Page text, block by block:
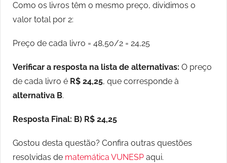
Como os livros têm o mesmo preço, dividimos o
valor total por 2:
Preço de cada livro = 48,50/2 = 24,25
Verificar a resposta na lista de alternativas: O preço
de cada livro é R$ 24,25, que corresponde à
alternativa B.
Resposta Final: B) R$ 24,25
Gostou desta questão? Confira outras questões
resolvidas de matemática VUNESP aqui.